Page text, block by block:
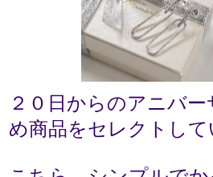
２０日からのアニバ
め商品をセレクトし